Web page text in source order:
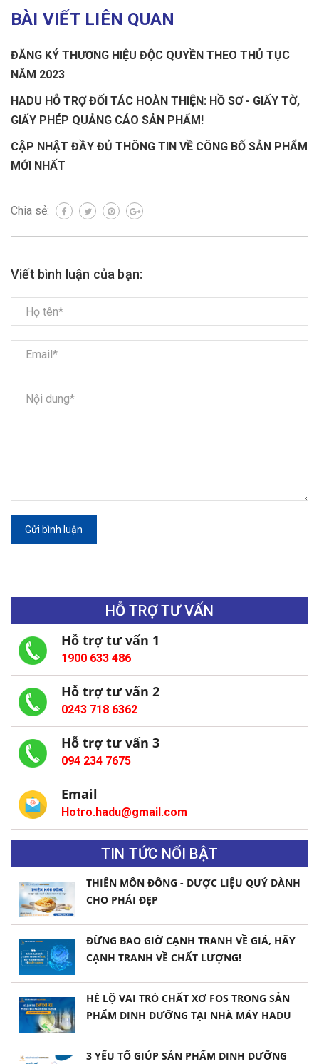
BÀI VIẾT LIÊN QUAN
ĐĂNG KÝ THƯƠNG HIỆU ĐỘC QUYỀN THEO THỦ TỤC
NĂM 2023
HADU HỖ TRỢ ĐỐI TÁC HOÀN THIỆN: HỒ SƠ - GIẤY TỜ,
GIẤY PHÉP QUẢNG CÁO SẢN PHẨM!
CẬP NHẬT ĐẦY ĐỦ THÔNG TIN VỀ CÔNG BỐ SẢN PHẨM
MỚI NHẤT
Chia sẻ:
Viết bình luận của bạn:
Gửi bình luận
HỖ TRỢ TƯ VẤN
Hỗ trợ tư vấn 1
1900 633 486
Hỗ trợ tư vấn 2
0243 718 6362
Hỗ trợ tư vấn 3
094 234 7675
Email
Hotro.hadu@gmail.com
TIN TỨC NỔI BẬT
THIÊN MÔN ĐÔNG - DƯỢC LIỆU QUÝ DÀNH
CHO PHÁI ĐẸP
ĐỪNG BAO GIỜ CẠNH TRANH VỀ GIÁ, HÃY
CẠNH TRANH VỀ CHẤT LƯỢNG!
HÉ LỘ VAI TRÒ CHẤT XƠ FOS TRONG SẢN
PHẨM DINH DƯỠNG TẠI NHÀ MÁY HADU
3 YẾU TỐ GIÚP SẢN PHẨM DINH DƯỠNG